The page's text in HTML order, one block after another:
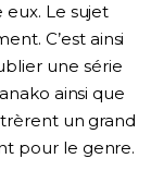
Le sujet
C’est ainsi
une série
ainsi que
un grand
pour le genre.